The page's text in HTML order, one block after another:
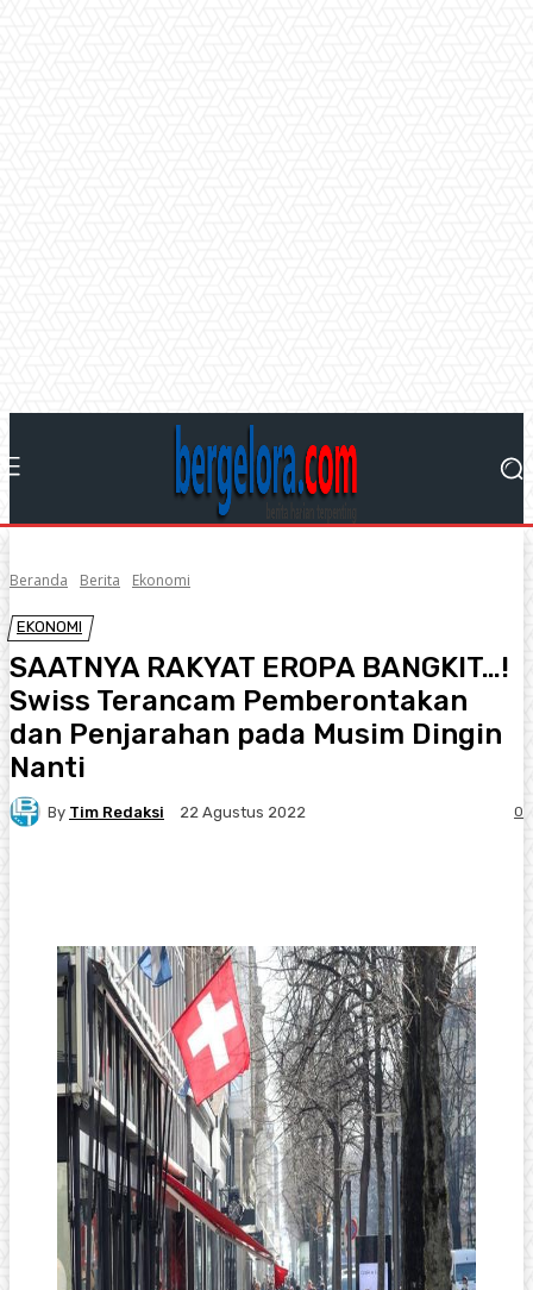
Beranda Berita Ekonomi
EKONOMI
SAATNYA RAKYAT EROPA BANGKIT…!
Swiss Terancam Pemberontakan
dan Penjarahan pada Musim Dingin
Nanti
By Tim Redaksi 22 Agustus 2022 0